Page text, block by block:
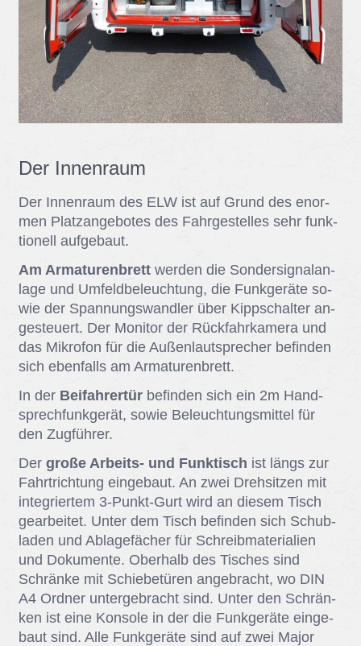
Der In­nen­raum
Der In­nen­raum des ELW ist auf Grund des enor­
men Platz­an­ge­bo­tes des Fahr­ge­stel­les sehr funk­
tio­nell auf­ge­baut.
Am Armaturenbrettwer­den die Son­der­si­gnal­an­
la­ge und Um­feld­be­leuch­tung, die Funk­ge­rä­te so­
wie der Span­nungs­wand­ler über Kipp­schal­ter an­
ge­steu­ert. Der Mo­ni­tor der Rück­fahr­ka­me­ra und
das Mi­kro­fon für die Au­ßen­laut­spre­cher be­fin­den
sich eben­falls am Ar­ma­tu­ren­brett.
In der Beifahrertürbe­fin­den sich ein 2m Hand­
sprech­funk­ge­rät, so­wie Be­leuch­tungs­mit­tel für
den Zug­füh­rer.
Der große Arbeits- und Funktisch ist längs zur
Fahrt­rich­tung ein­ge­baut. An zwei Dreh­sit­zen mit
in­te­grier­tem 3-Punkt-Gurt wird an die­sem Tisch
ge­ar­bei­tet. Un­ter dem Tisch be­fin­den sich Schub­
la­den und Ab­la­ge­fä­cher für Schreib­ma­te­ria­li­en
und Do­ku­men­te. Ober­halb des Ti­sches sind
Schrän­ke mit Schie­be­tü­ren an­ge­bracht, wo DIN
A4 Ord­ner un­ter­ge­bracht sind. Un­ter den Schrän­
ken ist eine Kon­so­le in der die Funk­ge­rä­te ein­ge­
baut sind. Alle Funk­ge­rä­te sind auf zwei Ma­jor